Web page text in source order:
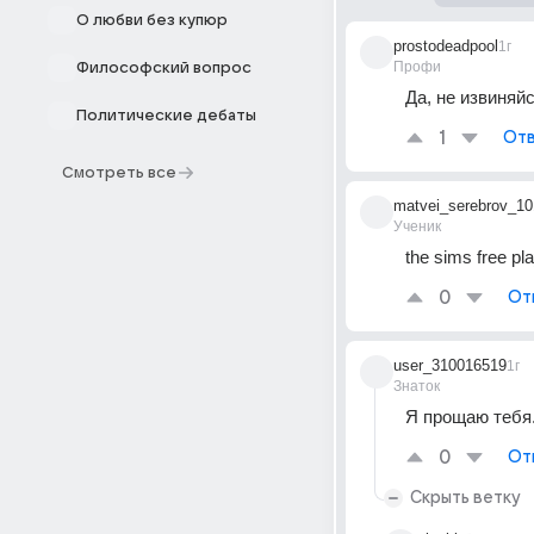
О любви без купюр
Философский вопрос
Политические дебаты
Смотреть все
prostodeadpool
Профи
1г
Да, не
1
matvei_serebrov_10
Ученик
the sims free
0
user_310016519
Знаток
1г
Я прощаю тебя.
0
Скрыть ветку